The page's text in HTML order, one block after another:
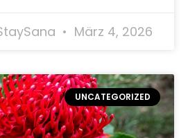
März 4, 2026
UNCATEGORIZED